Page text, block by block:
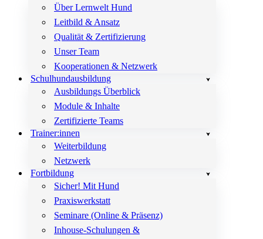
Über Lernwelt Hund
Leitbild & Ansatz
Qualität & Zertifizierung
Unser Team
Kooperationen & Netzwerk
Schulhundausbildung
Ausbildungs Überblick
Module & Inhalte
Zertifizierte Teams
Trainer:innen
Weiterbildung
Netzwerk
Fortbildung
Sicher! Mit Hund
Praxiswerkstatt
Seminare (Online & Präsenz)
Inhouse-Schulungen &